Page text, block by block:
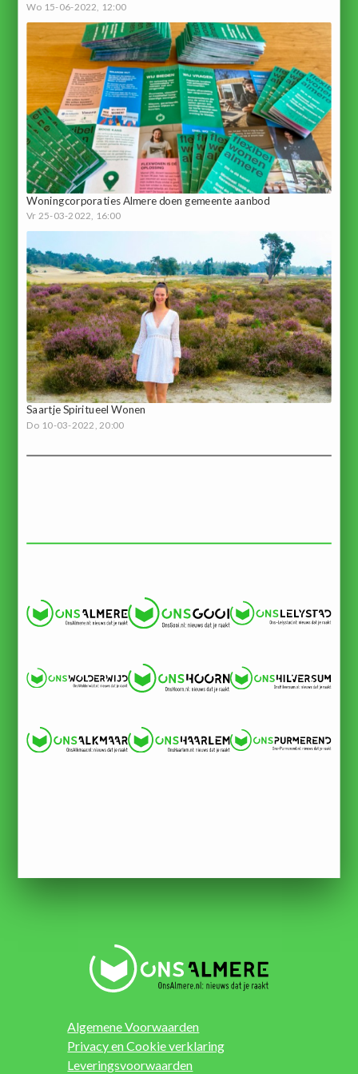
Wo 15-06-2022, 12:00
Woningcorporaties Almere doen gemeente aanbod
Vr 25-03-2022, 16:00
Saartje Spiritueel Wonen
Do 10-03-2022, 20:00
Algemene Voorwaarden
Privacy en Cookie verklaring
Leveringsvoorwaarden